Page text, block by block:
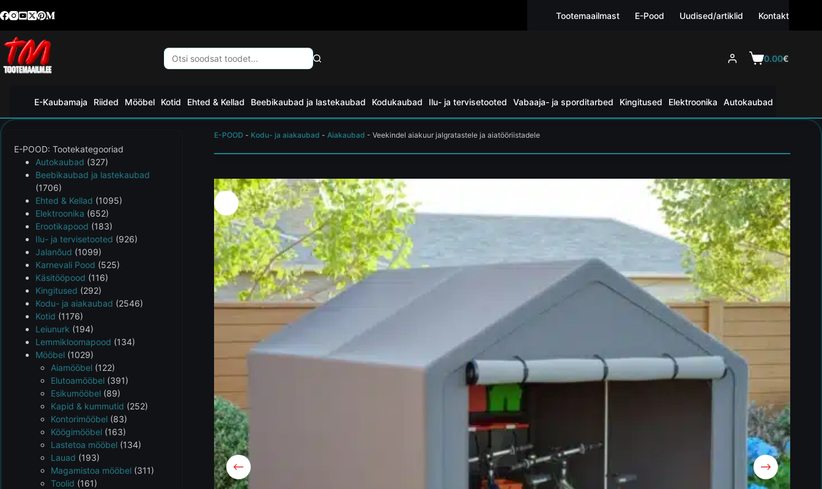
Tootemaailmast E-Pood Uudised/artiklid Kontakt
0.00€
E-Kaubamaja Riided Mööbel Kotid Ehted & Kellad Beebikaubad ja lastekaubad Kodukaubad Ilu- ja tervisetooted Vabaaja- ja sporditarbed Kingitused Elektroonika Autokaubad
E-POOD - Kodu- ja aiakaubad -Aiakaubad -Veekindel aiakuur jalgratastele ja aiatööriistadele
E-POOD: Tootekategooriad
Autokaubad (327)
Beebikaubad ja lastekaubad
(1706)
Ehted & Kellad (1095)
Elektroonika (652)
Erootikapood (183)
Ilu- ja tervisetooted (926)
Jalanõud (1099)
Karnevali Pood (525)
Käsitööpood (116)
Kingitused (292)
Kodu- ja aiakaubad (2546)
Kotid (1176)
Leiunurk (194)
Lemmikloomapood (134)
Mööbel (1029)
Aiamööbel (122)
Elutoamööbel (391)
Esikumööbel (89)
Kapid & kummutid (252)
Kontorimööbel (83)
Köögimööbel (163)
Lastetoa mööbel (134)
Lauad (193)
Magamistoa mööbel (311)
Toolid (161)